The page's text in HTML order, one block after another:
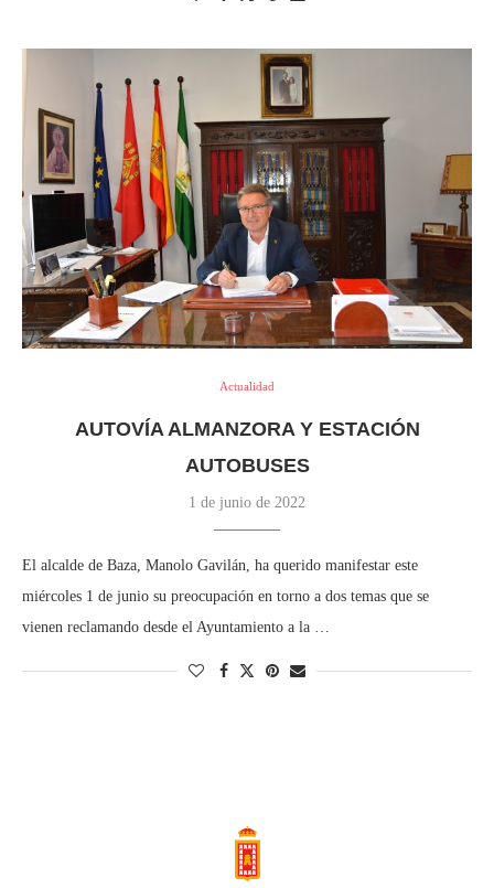
Actualidad
AUTOVÍA ALMANZORA Y ESTACIÓN
AUTOBUSES
1 de junio de 2022
El alcalde de Baza, Manolo Gavilán, ha querido manifestar este
miércoles 1 de junio su preocupación en torno a dos temas que se
vienen reclamando desde el Ayuntamiento a la …